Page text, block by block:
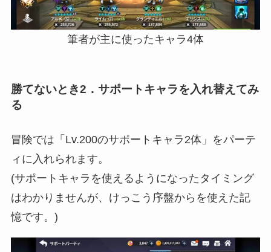
筆者が主に使ったキャラ4体
勝てないとき2．サポートキャラを入れ替えてみ
る
冒険では「Lv.200のサポートキャラ2体」をパーテ
ィに入れられます。
(サポートキャラを使えるようになったタイミング
はわかりませんが、けっこう序盤からを使えた記
憶です。)